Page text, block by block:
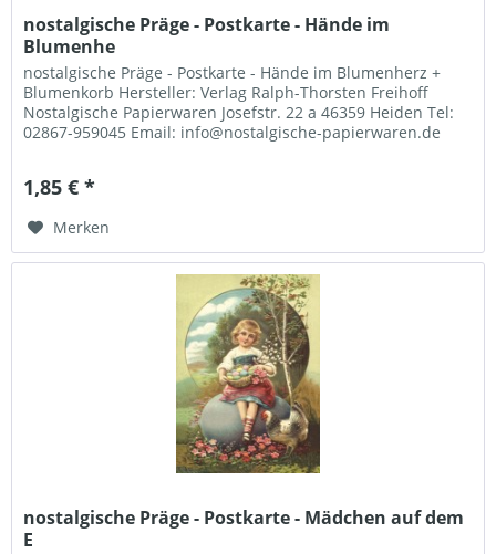
nostalgische Präge - Postkarte - Hände im
Blumenhe
nostalgische Präge - Postkarte - Hände im Blumenherz +
Blumenkorb Hersteller: Verlag Ralph-Thorsten Freihoff
Nostalgische Papierwaren Josefstr. 22 a 46359 Heiden Tel:
02867-959045 Email: info@nostalgische-papierwaren.de
1,85 € *
Merken
nostalgische Präge - Postkarte - Mädchen auf dem
E